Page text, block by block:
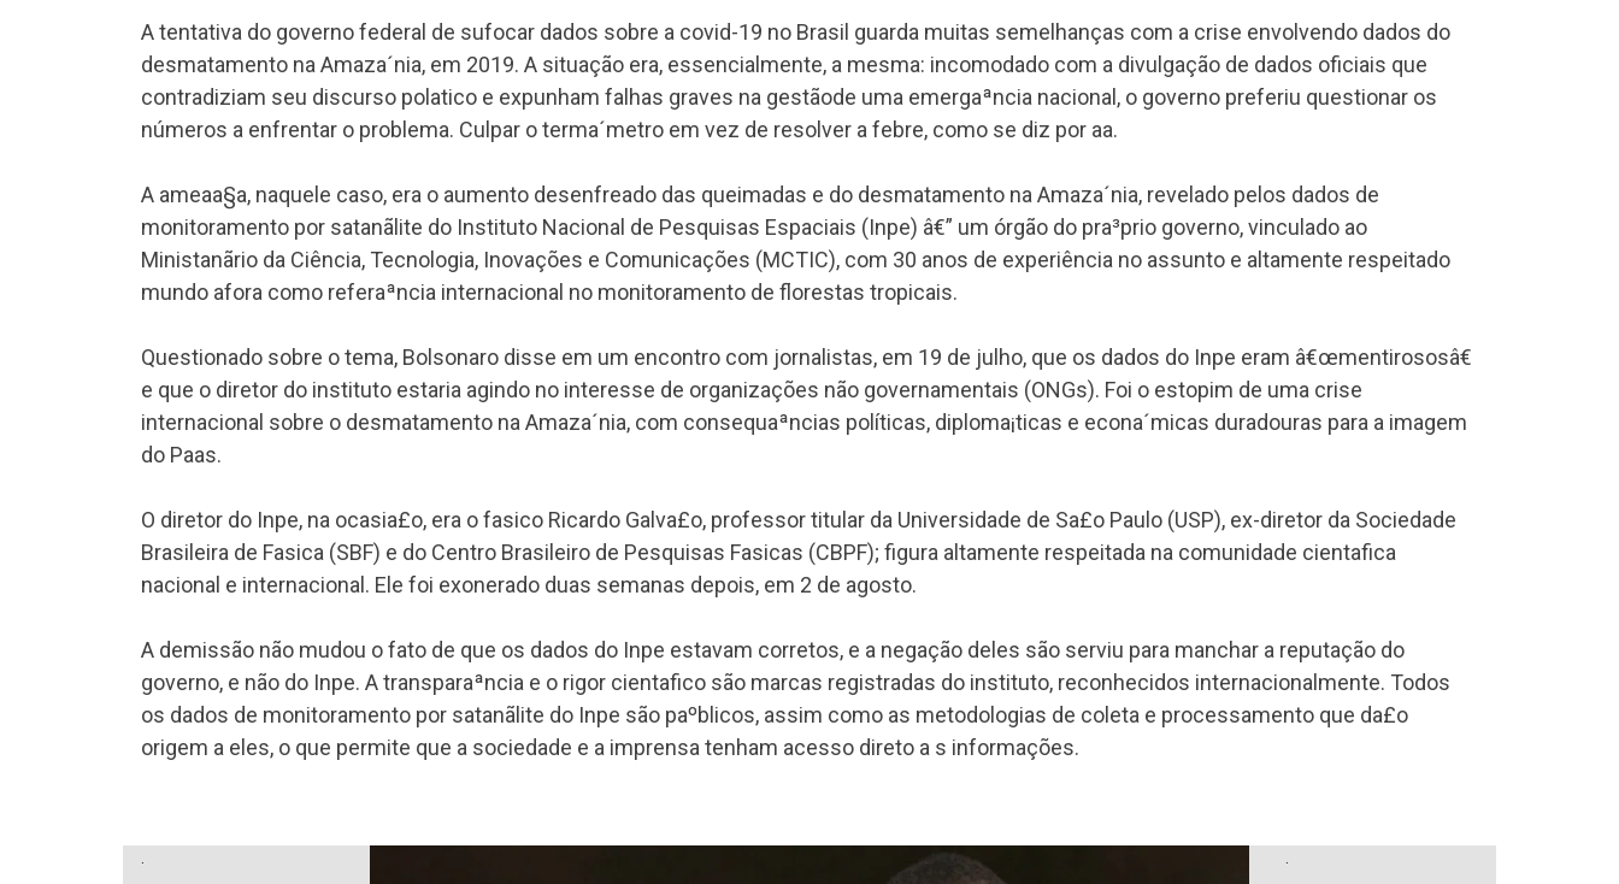
A tentativa do governo federal de sufocar dados sobre a covid-19 no Brasil guarda muitas semelhanças com a crise envolvendo dados do
desmatamento na Amaza´nia, em 2019. A situação era, essencialmente, a mesma: incomodado com a divulgação de dados oficiais que
contradiziam seu discurso pola­tico e expunham falhas graves na gestãode uma emergaªncia nacional, o governo preferiu questionar os
números a enfrentar o problema. Culpar o terma´metro em vez de resolver a febre, como se diz por aa­.
A ameaa§a, naquele caso, era o aumento desenfreado das queimadas e do desmatamento na Amaza´nia, revelado pelos dados de
monitoramento por satanãlite do Instituto Nacional de Pesquisas Espaciais (Inpe) â€” um órgão do pra³prio governo, vinculado ao
Ministanãrio da Ciência, Tecnologia, Inovações e Comunicações (MCTIC), com 30 anos de experiência no assunto e altamente respeitado
mundo afora como referaªncia internacional no monitoramento de florestas tropicais.
Questionado sobre o tema, Bolsonaro disse em um encontro com jornalistas, em 19 de julho, que os dados do Inpe eram â€œmentirososâ€
e que o diretor do instituto estaria agindo no interesse de organizações não governamentais (ONGs). Foi o estopim de uma crise
internacional sobre o desmatamento na Amaza´nia, com consequaªncias políticas, diploma¡ticas e econa´micas duradouras para a imagem
do Paa­s.
O diretor do Inpe, na ocasia£o, era o fa­sico Ricardo Galva£o, professor titular da Universidade de Sa£o Paulo (USP), ex-diretor da Sociedade
Brasileira de Fa­sica (SBF) e do Centro Brasileiro de Pesquisas Fa­sicas (CBPF); figura altamente respeitada na comunidade cienta­fica
nacional e internacional. Ele foi exonerado duas semanas depois, em 2 de agosto.
A demissão não mudou o fato de que os dados do Inpe estavam corretos, e a negação deles são serviu para manchar a reputação do
governo, e não do Inpe. A transparaªncia e o rigor cienta­fico são marcas registradas do instituto, reconhecidos internacionalmente. Todos
os dados de monitoramento por satanãlite do Inpe são paºblicos, assim como as metodologias de coleta e processamento que da£o
origem a eles, o que permite que a sociedade e a imprensa tenham acesso direto a s informações.
. .